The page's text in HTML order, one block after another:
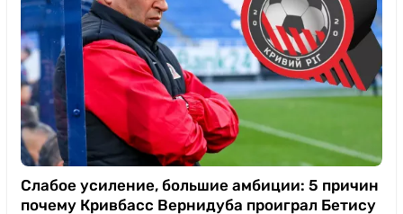
Слабое усиление, большие амбиции: 5 причин
почему Кривбасс Вернидуба проиграл Бетису